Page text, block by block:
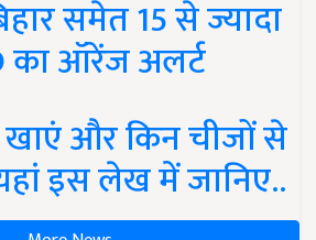
समेत 15 से ज्यादा
का ऑरेंज अलर्ट
और किन चीजों से
इस लेख में जानिए..